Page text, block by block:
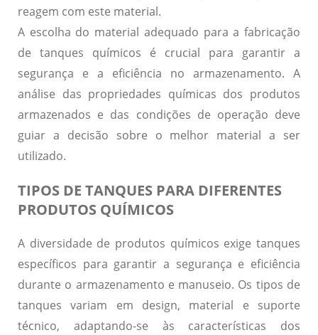
reagem com este material.
A escolha do material adequado para a fabricação
de tanques químicos é crucial para garantir a
segurança e a eficiência no armazenamento. A
análise das propriedades químicas dos produtos
armazenados e das condições de operação deve
guiar a decisão sobre o melhor material a ser
utilizado.
TIPOS DE TANQUES PARA DIFERENTES
PRODUTOS QUÍMICOS
A diversidade de produtos químicos exige tanques
específicos para garantir a segurança e eficiência
durante o armazenamento e manuseio. Os tipos de
tanques variam em design, material e suporte
técnico, adaptando-se às características dos